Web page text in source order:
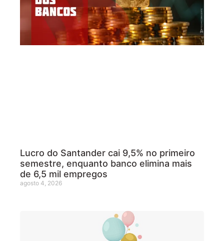
Lucro do Santander cai 9,5% no primeiro
semestre, enquanto banco elimina mais
de 6,5 mil empregos
agosto 4, 2026